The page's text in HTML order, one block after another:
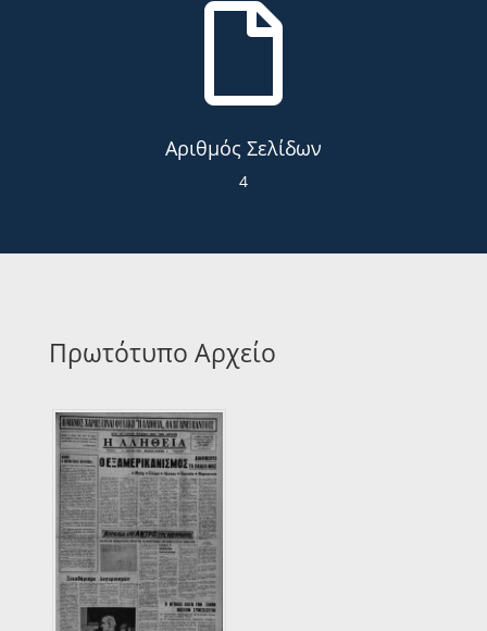

Αριθμός Σελίδων
4
Πρωτότυπο Αρχείο